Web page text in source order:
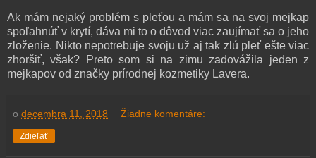
Ak mám nejaký problém s pleťou a mám sa na svoj mejkap
spoľahnúť v krytí, dáva mi to o dôvod viac zaujímať sa o jeho
zloženie. Nikto nepotrebuje svoju už aj tak zlú pleť ešte viac
zhoršiť, však? Preto som si na zimu zadovážila jeden z
mejkapov od značky prírodnej kozmetiky Lavera.
o decembra 11, 2018 Žiadne komentáre:
Zdieľať